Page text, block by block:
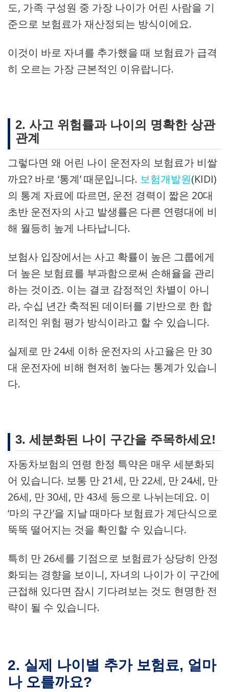
도, 가족 구성원 중 가장 나이가 어린 사람을 기
준으로 보험료가 재산정되는 방식이에요.
이것이 바로 자녀를 추가했을 때 보험료가 급격
히 오르는 가장 근본적인 이유랍니다.
2. 사고 위험률과 나이의 명확한 상관
관계
그렇다면 왜 어린 나이 운전자의 보험료가 비쌀
까요? 바로 ‘통계’ 때문입니다. 보험개발원(KIDI)
의 통계 자료에 따르면, 운전 경력이 짧은 20대
초반 운전자의 사고 발생률은 다른 연령대에 비
해 월등히 높게 나타납니다.
보험사 입장에서는 사고 확률이 높은 그룹에게
더 높은 보험료를 부과함으로써 손해율을 관리
하는 것이죠. 이는 결코 감정적인 차별이 아니
라, 수십 년간 축적된 데이터를 기반으로 한 합
리적인 위험 평가 방식이라고 할 수 있습니다.
실제로 만 24세 이하 운전자의 사고율은 만 30
대 운전자에 비해 현저히 높다는 통계가 있습니
다.
3. 세분화된 나이 구간을 주목하세요!
자동차보험의 연령 한정 특약은 매우 세분화되
어 있습니다. 보통 만 21세, 만 22세, 만 24세, 만
26세, 만 30세, 만 43세 등으로 나뉘는데요. 이
‘마의 구간’을 지날 때마다 보험료가 계단식으로
뚝뚝 떨어지는 것을 확인할 수 있습니다.
특히 만 26세를 기점으로 보험료가 상당히 안정
화되는 경향을 보이니, 자녀의 나이가 이 구간에
근접해 있다면 잠시 기다려보는 것도 현명한 전
략이 될 수 있습니다.
2. 실제 나이별 추가 보험료, 얼마
나 오를까요?